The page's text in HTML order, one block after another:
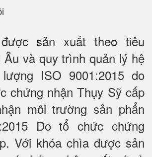
sản xuất theo tiêu
Âu và quy trình quản lý hệ
ISO 9001:2015 do
chứng nhận Thụy Sỹ cấp
môi trường sản phẩn
Do tổ chức chứng
Với khóa chìa được sản